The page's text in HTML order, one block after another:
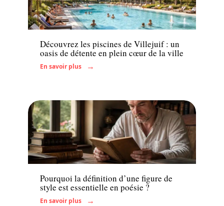
Enfant
Découvrez les piscines de Villejuif : un
oasis de détente en plein cœur de la ville
En savoir plus
Famille
Pourquoi la définition d’une figure de
style est essentielle en poésie ?
En savoir plus